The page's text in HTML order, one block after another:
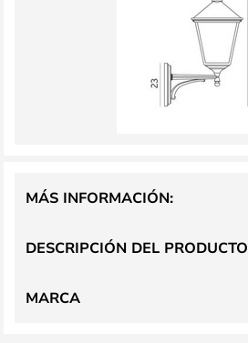
DESCRIPCIÓN DEL PRODUCTO
MÁS INFORMACIÓN:
MARCA